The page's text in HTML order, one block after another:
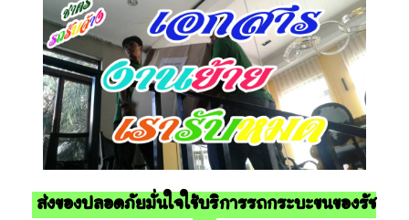
ส่งของปลอดภัยมั่นใจใช้บริการรถกระบะขนของรัช